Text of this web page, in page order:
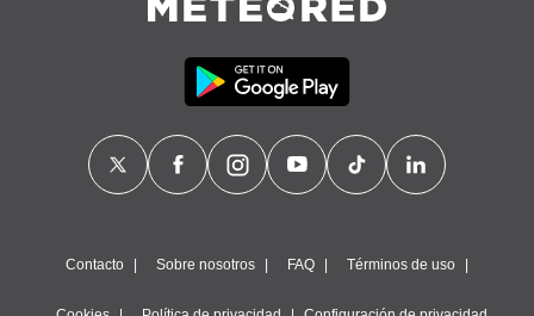
Contacto Sobre nosotros FAQ Términos de uso